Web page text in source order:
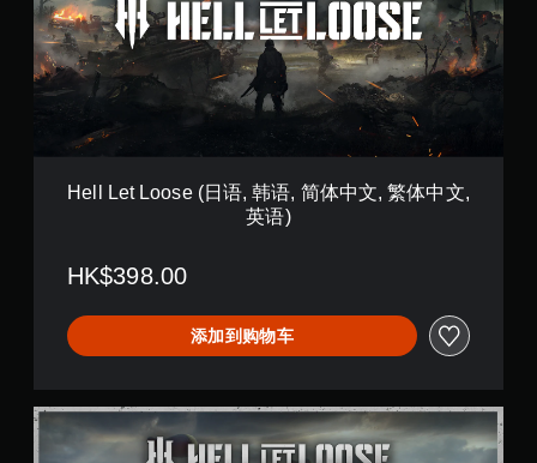
e
L
o
(
繁
Hell Let Loose (日语, 韩语, 简体中文, 繁体中文,
英语)
HK$398.00
添加到购物车
U